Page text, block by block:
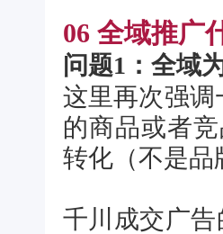
06 全域推广
问题1：全域
这里再次强
的商品或者
转化（不是品
千川成交广